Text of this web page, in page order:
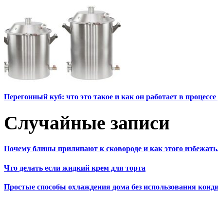
Перегонный куб: что это такое и как он работает в
Случайные записи
Почему блины прилипают к сковороде и как этого
Что делать если жидкий крем для торта
Простые способы охлаждения дома без использования